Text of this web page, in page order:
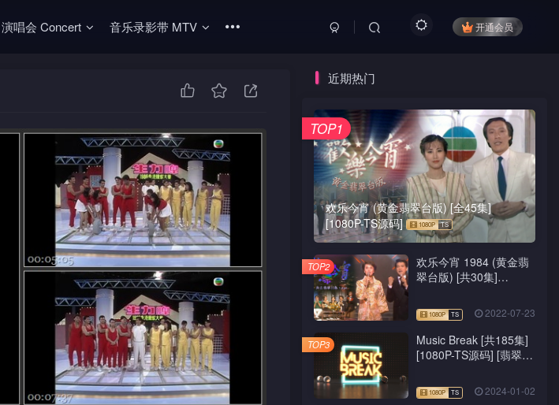
演唱会 Concert 音乐录影带 MTV 开通会员
近期热门
欢乐今宵 (黄金翡翠台版) [全45集]
[1080P-TS源码]
TOP1
欢乐今宵 1984 (黄金翡
翠台版) [共30集]
2022-07-23
TOP2
Music Break [共185集]
[1080P-TS源码] [翡翠
2024-01-02
TOP3